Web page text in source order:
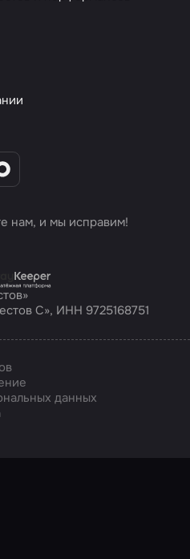
нам, и мы исправим!
С», ИНН 9725168751
данных